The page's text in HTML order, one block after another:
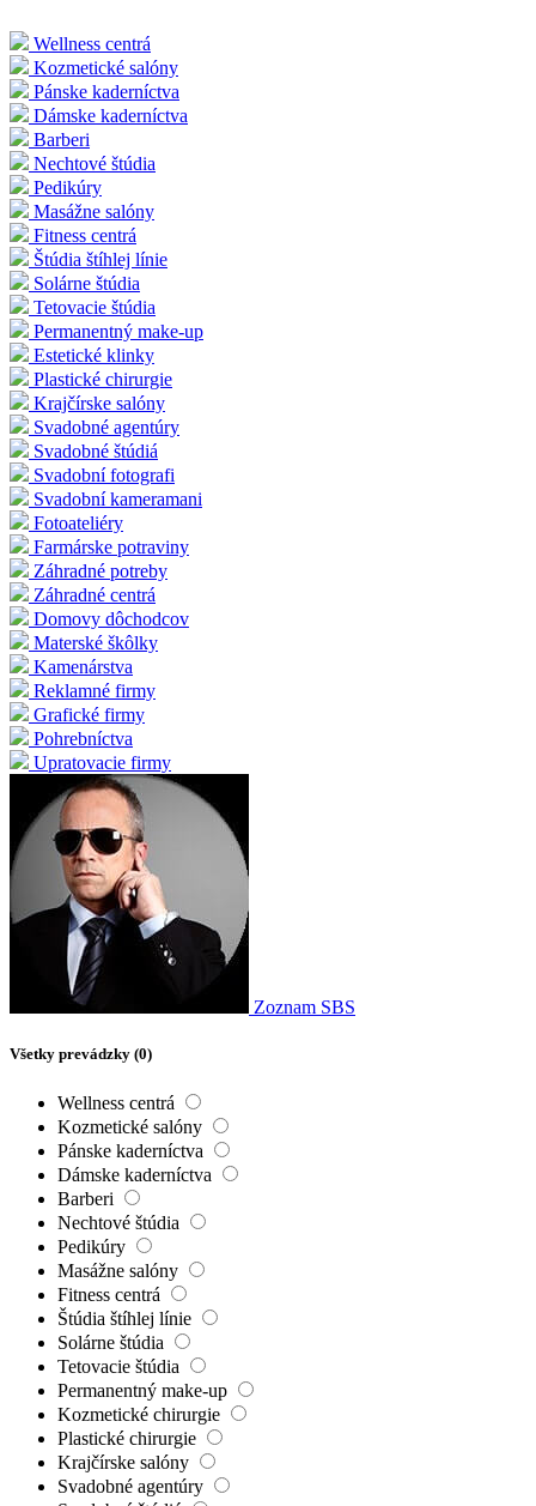
Wellness centrá
Kozmetické salóny
Pánske kaderníctva
Dámske kaderníctva
Barberi
Nechtové štúdia
Pedikúry
Masážne salóny
Fitness centrá
Štúdia štíhlej línie
Solárne štúdia
Tetovacie štúdia
Permanentný make-up
Estetické klinky
Plastické chirurgie
Krajčírske salóny
Svadobné agentúry
Svadobné štúdiá
Svadobní fotografi
Svadobní kameramani
Fotoateliéry
Farmárske potraviny
Záhradné potreby
Záhradné centrá
Domovy dôchodcov
Materské škôlky
Kamenárstva
Reklamné firmy
Grafické firmy
Pohrebníctva
Upratovacie firmy
Zoznam SBS
Všetky prevádzky (0)
Wellness centrá
Kozmetické salóny
Pánske kaderníctva
Dámske kaderníctva
Barberi
Nechtové štúdia
Pedikúry
Masážne salóny
Fitness centrá
Štúdia štíhlej línie
Solárne štúdia
Tetovacie štúdia
Permanentný make-up
Kozmetické chirurgie
Plastické chirurgie
Krajčírske salóny
Svadobné agentúry